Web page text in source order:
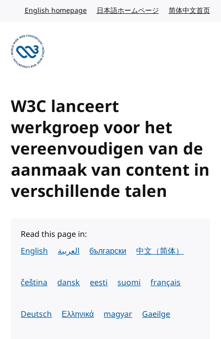
Skip to content
English homepageEnglish website
日本語ホームページ Japanese website
简体中文首页
W3C lanceert
werkgroep voor het
vereenvoudigen van de
aanmaak van content in
verschillende talen
Read this page in:
English
العربية български 中文（简体）
čeština dansk eesti suomi français
Deutsch Ελληνικά magyar Gaeilge